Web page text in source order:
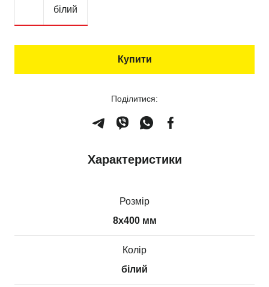
білий
Купити
Поділитися:
Характеристики
Розмір
8х400 мм
Колір
білий